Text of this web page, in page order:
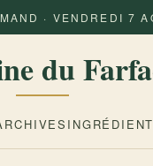
· VENDREDI 7
du